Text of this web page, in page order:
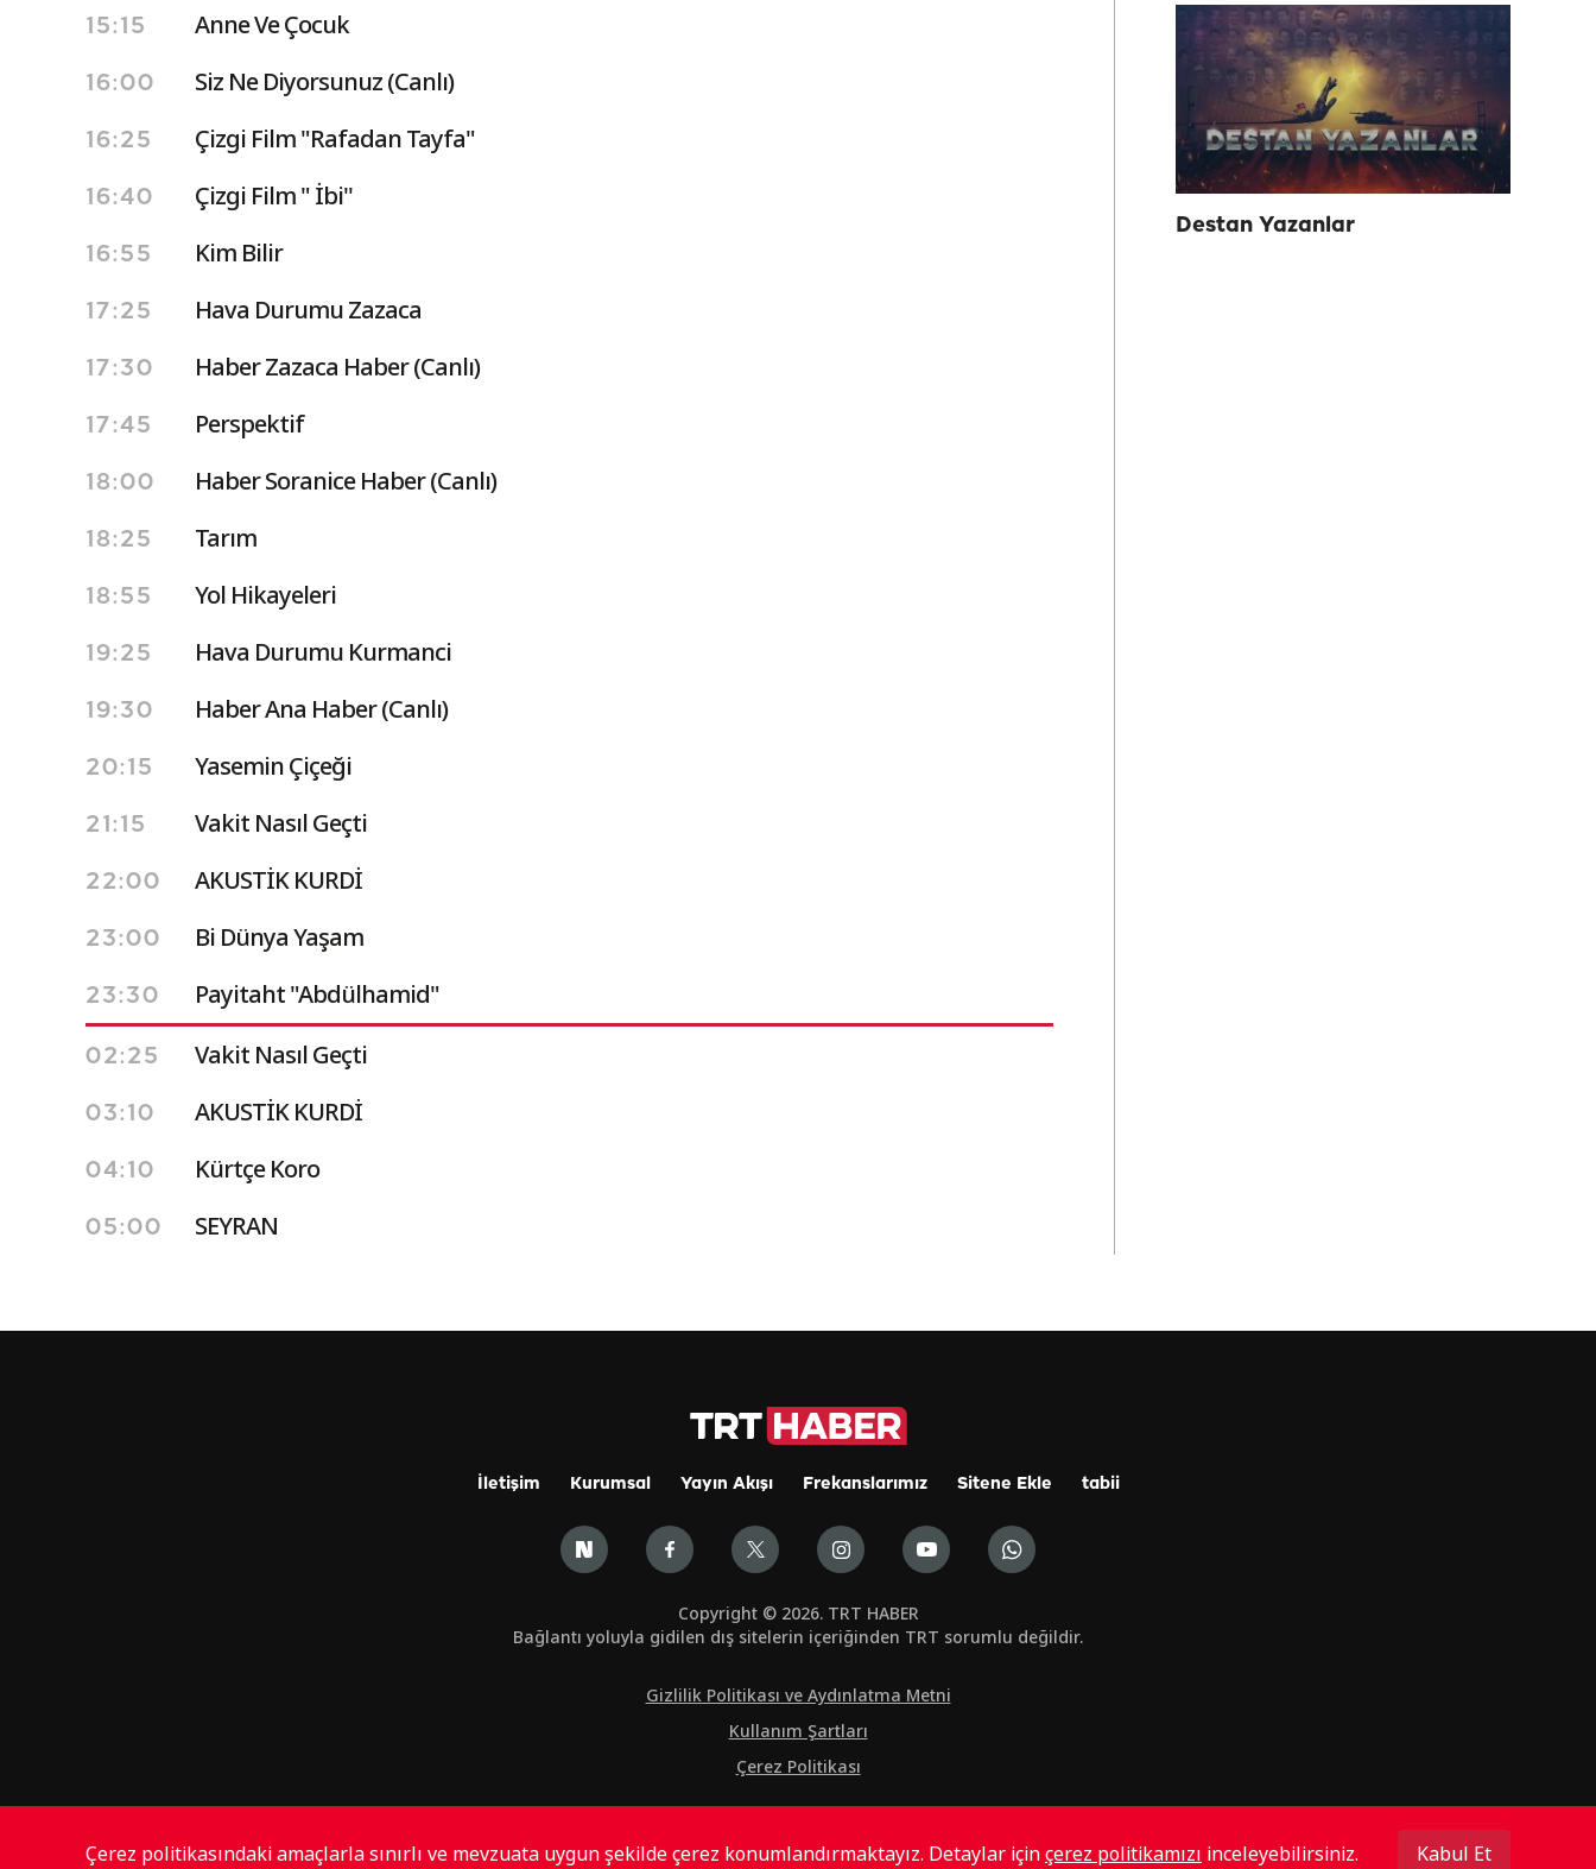
15:15 Anne Ve Çocuk
16:00 Siz Ne Diyorsunuz (Canlı)
16:25 Çizgi Film "Rafadan Tayfa"
16:40 Çizgi Film " İbi''
16:55 Kim Bilir
17:25 Hava Durumu Zazaca
17:30 Haber Zazaca Haber (Canlı)
17:45 Perspektif
18:00 Haber Soranice Haber (Canlı)
18:25 Tarım
18:55 Yol Hikayeleri
19:25 Hava Durumu Kurmanci
19:30 Haber Ana Haber (Canlı)
20:15 Yasemin Çiçeği
21:15 Vakit Nasıl Geçti
22:00 AKUSTİK KURDİ
23:00 Bi Dünya Yaşam
23:30 Payitaht "Abdülhamid"
02:25 Vakit Nasıl Geçti
03:10 AKUSTİK KURDİ
04:10 Kürtçe Koro
05:00 SEYRAN
Destan Yazanlar
İletişim Kurumsal Yayın Akışı Frekanslarımız Sitene Ekle tabii
Copyright © 2026. TRT HABER
Bağlantı yoluyla gidilen dış sitelerin içeriğinden TRT sorumlu değildir.
Gizlilik Politikası ve Aydınlatma Metni
Kullanım Şartları
Çerez Politikası
Çerez politikasındaki amaçlarla sınırlı ve mevzuata uygun şekilde çerez konumlandırmaktayız. Detaylar içinçerez politikamızı inceleyebilirsiniz. Kabul Et